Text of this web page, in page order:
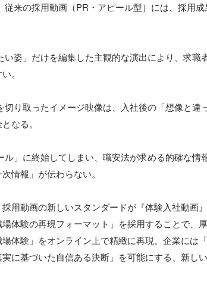
来の採用動画（PR・アピール型）には、採用
姿」だけを編集した主観的な演出により、求職
。
切り取ったイメージ映像は、入社後の「想像と違
なる。
」に終始してしまい、職安法が求める的確な情
情報」が伝わらない。
用動画の新しいスタンダードが『体験入社動画
体験の再現フォーマット」を採用することで、
体験」をオンライン上で精緻に再現。企業には
に基づいた自信ある決断」を可能にする、新し